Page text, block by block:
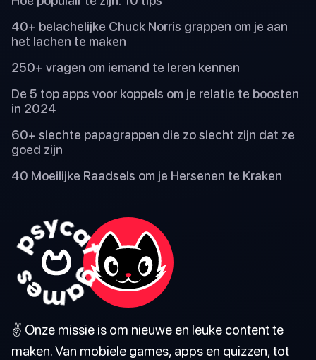
40+ belachelijke Chuck Norris grappen om je aan
het lachen te maken
250+ vragen om iemand te leren kennen
De 5 top apps voor koppels om je relatie te boosten
in 2024
60+ slechte papagrappen die zo slecht zijn dat ze
goed zijn
40 Moeilijke Raadsels om je Hersenen te Kraken
✌️ Onze missie is om nieuwe en leuke content te
maken. Van mobiele games, apps en quizzen, tot